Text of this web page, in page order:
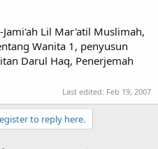
Lil Mar'atil Muslimah,
Wanita 1, penyusun
Darul Haq, Penerjemah
Last edited: Feb 19, 2007
to reply here.